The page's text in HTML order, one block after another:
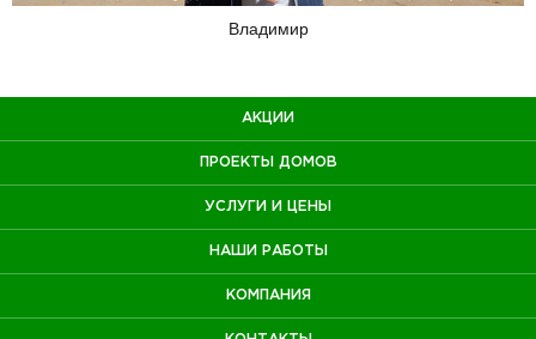
Владимир
АКЦИИ
ПРОЕКТЫ ДОМОВ
УСЛУГИ И ЦЕНЫ
НАШИ РАБОТЫ
КОМПАНИЯ